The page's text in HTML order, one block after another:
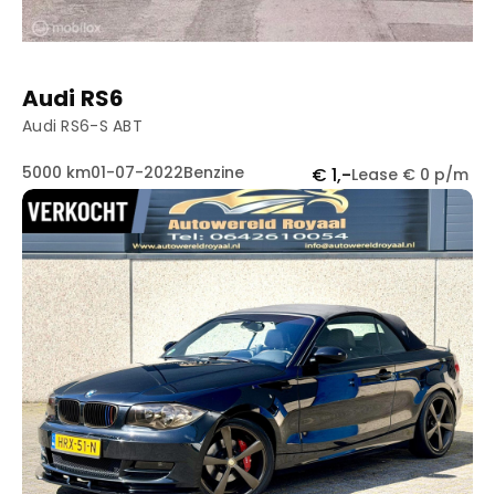
Audi RS6
Audi RS6-S ABT
5000 km01-07-2022Benzine € 1,-Lease € 0 p/m